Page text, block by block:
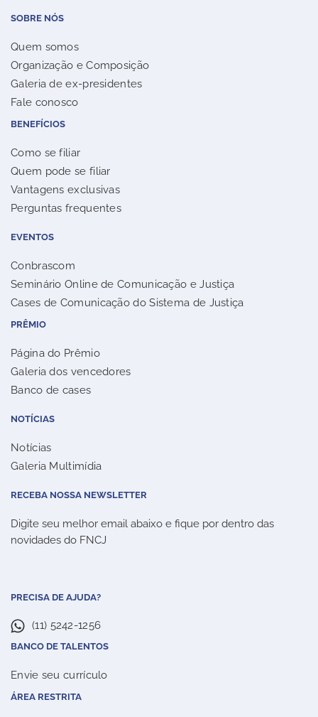
SOBRE NÓS
Quem somos
Organização e Composição
Galeria de ex-presidentes
Fale conosco
BENEFÍCIOS
Como se filiar
Quem pode se filiar
Vantagens exclusivas
Perguntas frequentes
EVENTOS
Conbrascom
Seminário Online de Comunicação e Justiça
Cases de Comunicação do Sistema de Justiça
PRÊMIO
Página do Prêmio
Galeria dos vencedores
Banco de cases
NOTÍCIAS
Notícias
Galeria Multimídia
RECEBA NOSSA NEWSLETTER
Digite seu melhor email abaixo e fique por dentro das
novidades do FNCJ
PRECISA DE AJUDA?
(11) 5242-1256
BANCO DE TALENTOS
Envie seu currículo
ÁREA RESTRITA